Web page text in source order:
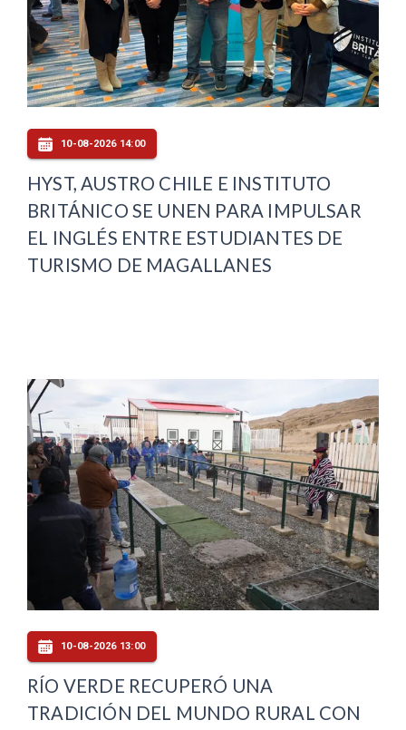
10-08-2026 14:00
HYST, AUSTRO CHILE E INSTITUTO
BRITÁNICO SE UNEN PARA IMPULSAR
EL INGLÉS ENTRE ESTUDIANTES DE
TURISMO DE MAGALLANES
10-08-2026 13:00
RÍO VERDE RECUPERÓ UNA
TRADICIÓN DEL MUNDO RURAL CON